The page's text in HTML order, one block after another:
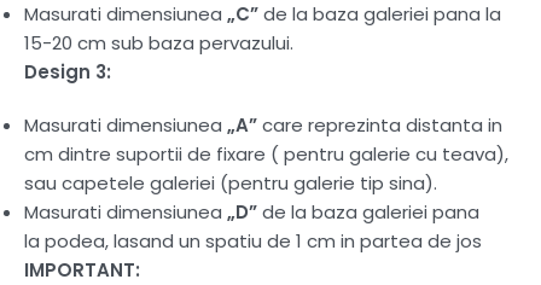
Masurati dimensiunea „C”de la baza galeriei pana la
15-20 cm sub baza pervazului.
Design 3:
Masurati dimensiunea „A”care reprezinta distanta in
cm dintre suportii de fixare ( pentru galerie cu teava),
sau capetele galeriei (pentru galerie tip sina).
Masurati dimensiunea „D”de la baza galeriei pana
la podea, lasand un spatiu de 1 cm in partea de jos
IMPORTANT: